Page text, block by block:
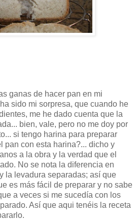
ganas de hacer pan en mi
sido mi sorpresa, que cuando he
me he dado cuenta que la
bien, vale, pero no me doy por
si tengo harina para preparar
pan con esta harina?... dicho y
a la obra y la verdad que el
No se nota la diferencia en
la levadura separadas; así que
es más fácil de preparar y no sabe
a veces si me sucedía con los
Así que aqui tenéis la receta